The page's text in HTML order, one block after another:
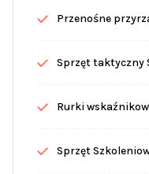
Przenośne
Sprzęt taktyczny
Rurki
Sprzęt